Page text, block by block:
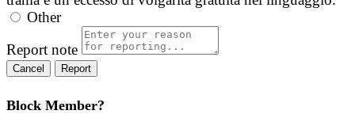
Other
Report note
Report
Block Member?